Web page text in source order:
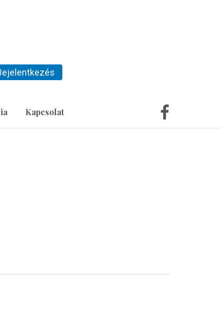
Kapcsolat